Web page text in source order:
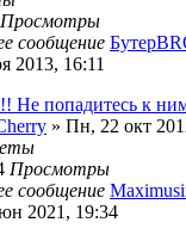
Просмотры
сообщение
2013, 16:11
попадитесь к ним
» Пн, 22 окт
Просмотры
сообщение
2021, 19:34